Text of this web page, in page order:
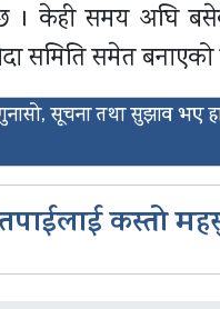
केही समय अघि बसेको
समिति समेत बनाएको
सूचना तथा सुझाव भए
कस्तो